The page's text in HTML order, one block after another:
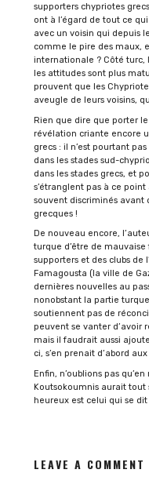
supporters chypriotes
ont à l’égard de tout ce
avec un voisin qui depuis
comme le pire des maux,
internationale ? Côté turc,
les attitudes sont plus
prouvent que les
aveugle de leurs voisins,
Rien que dire que porter
révélation criante encore
grecs : il n’est pourtant
dans les stades sud-
dans les stades grecs, et
s’étranglent pas à ce
souvent discriminés avant
grecques !
De nouveau encore,
turque d’être de mauvaise
supporters et des clubs de
Famagousta (la ville de
dernières nouvelles au
nonobstant la partie
soutiennent pas de
peuvent se vanter d’avoir
mais il faudrait aussi
ci, s’en prenait d’abord
Enfin, n’oublions pas
Koutsokoumnis aurait tout
heureux est celui qui se dit
LEAVE A COMMENT